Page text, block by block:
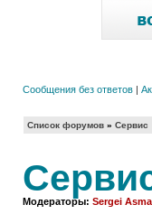
Сообщения без ответов |
Список форумов » Сервис
Модераторы: Sergei